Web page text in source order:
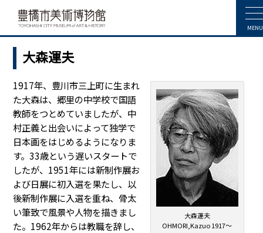
MENU
大森運夫
大森運夫
OHMORI,Kazuo 1917～
1917年、豊川市三上町に生まれ
た大森は、郷里の中学校で国語
教師をつとめていましたが、中
村正義と出会いによって独学で
日本画をはじめるようになりま
す。33歳という遅いスタートで
したが、1951年には新制作展お
よび日展に初入選を果たし、以
後新制作展に入選を重ね、骨太
い筆致で風景や人物を描きまし
た。1962年からは教職を辞し、